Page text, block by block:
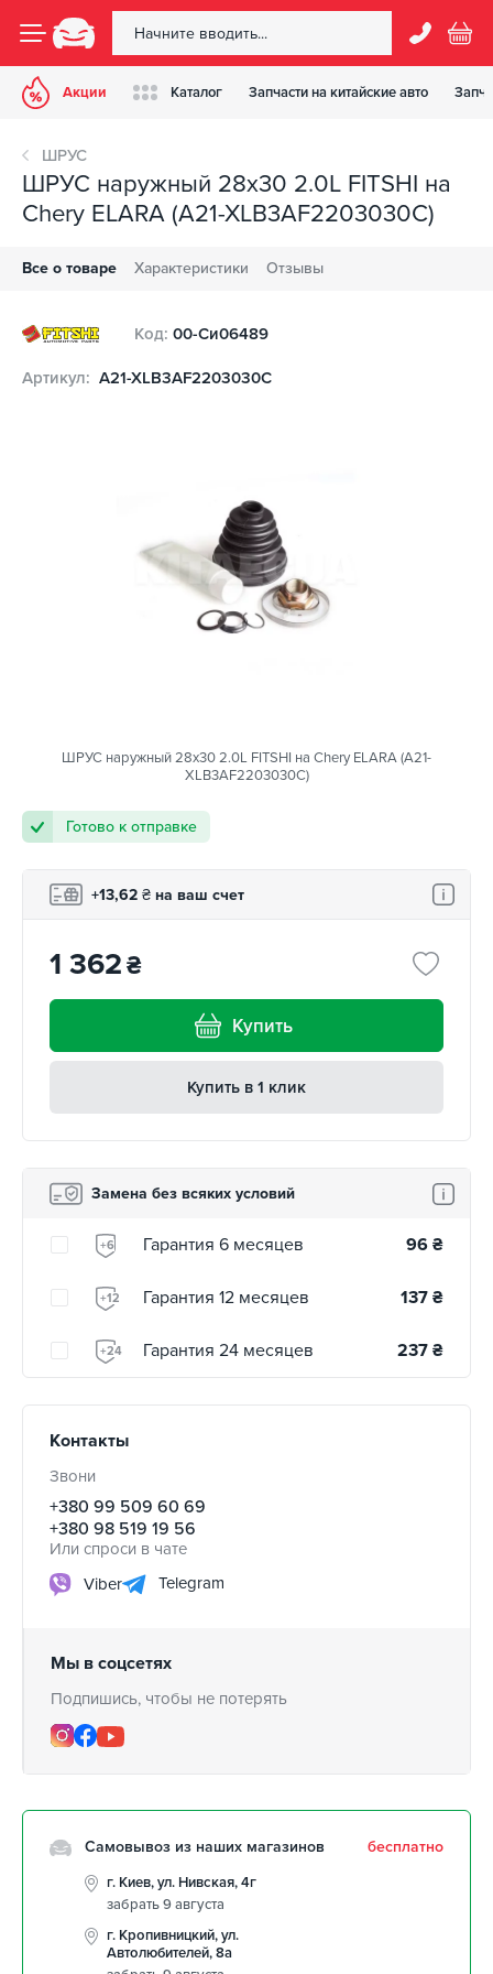
Акции Каталог Запчасти на китайские авто
ШРУС
ШРУС наружный 28x30 2.0L FITSHI на
Chery ELARA (A21-XLB3AF2203030C)
Все о товаре Характеристики Отзывы
Код: 00-Си06489
Артикул: A21-XLB3AF2203030C
ШРУС наружный 28x30 2.0L FITSHI на Chery ELARA (A21-
XLB3AF2203030C)
Готово к отправке
+13,62 ₴ на ваш счет
1 362₴
Купить
Купить в 1 клик
Замена без всяких условий
+6 Гарантия 6 месяцев 96 ₴
+12 Гарантия 12 месяцев 137 ₴
+24 Гарантия 24 месяцев 237 ₴
Контакты
Звони
+380 99 509 60 69
+380 98 519 19 56
Или спроси в чате
Viber
Telegram
Мы в соцсетях
Подпишись, чтобы не потерять
Самовывоз из наших магазинов бесплатно
г. Киев, ул. Нивская, 4г
забрать 9 августа
г. Кропивницкий, ул.
Автолюбителей, 8а